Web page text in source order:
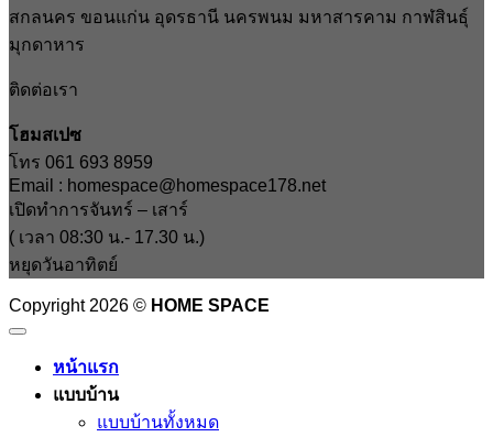
สกลนคร ขอนแก่น อุดรธานี นครพนม มหาสารคาม กาฬสินธุ์
มุกดาหาร
ติดต่อเรา
โฮมสเปซ
โทร 061 693 8959
Email : homespace@homespace178.net
เปิดทำการจันทร์ – เสาร์
( เวลา 08:30 น.- 17.30 น.)
หยุดวันอาทิตย์
Copyright 2026 © HOME SPACE
หน้าแรก
แบบบ้าน
แบบบ้านทั้งหมด